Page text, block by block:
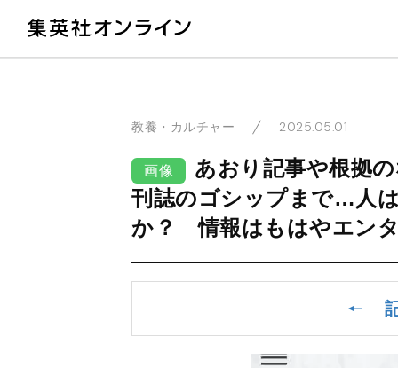
教養・カルチャー 2025.05.01
画像
あおり記事や根拠
刊誌のゴシップまで…人
か？ 情報はもはやエン